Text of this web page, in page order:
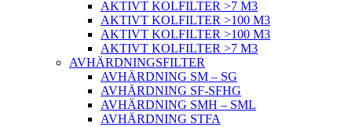
AKTIVT KOLFILTER >7 M3
AKTIVT KOLFILTER >100 M3
AKTIVT KOLFILTER >100 M3
AKTIVT KOLFILTER >7 M3
AVHÄRDNINGSFILTER
AVHÄRDNING SM – SG
AVHÄRDNING SF-SFHG
AVHÄRDNING SMH – SML
AVHÄRDNING STFA